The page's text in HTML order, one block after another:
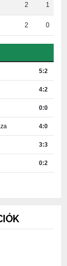
2 0
4:2
0:0
4:0
3:3
0:2